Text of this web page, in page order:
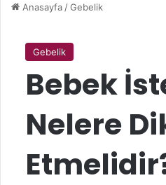
Anasayfa /Gebelik
Gebelik
Bebek
Nelere